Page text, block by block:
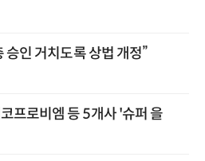
승인 거치도록 상법 개정”
프로비엠 등 5개사 '슈퍼 을